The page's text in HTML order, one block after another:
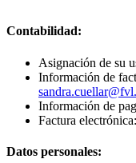
Contabilidad:
Asignación de su
Información de
Información de
Factura electrónica:
Datos personales: